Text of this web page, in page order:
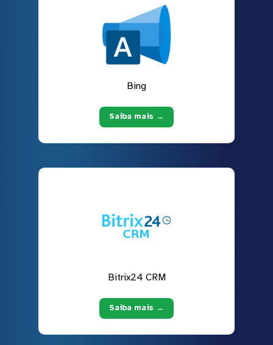
Bing
Saiba mais →
Bitrix24 CRM
Saiba mais →